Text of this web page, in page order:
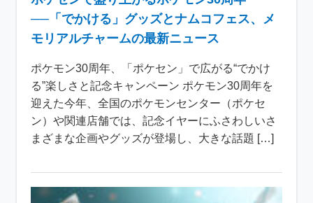
──「でかける」グッズとナムコフェス、メ
モリアルチャームの最新ニュース
ポケモン30周年、「ポケセン」で広がる“でかけ
る”楽しさと記念キャンペーン ポケモン30周年を
迎えた今年、全国のポケモンセンター（ポケセ
ン）や関連店舗では、記念イヤーにふさわしいさ
まざまな企画やグッズが登場し、大きな話題 […]